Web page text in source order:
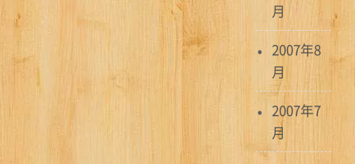
月
2007年8
月
2007年7
月